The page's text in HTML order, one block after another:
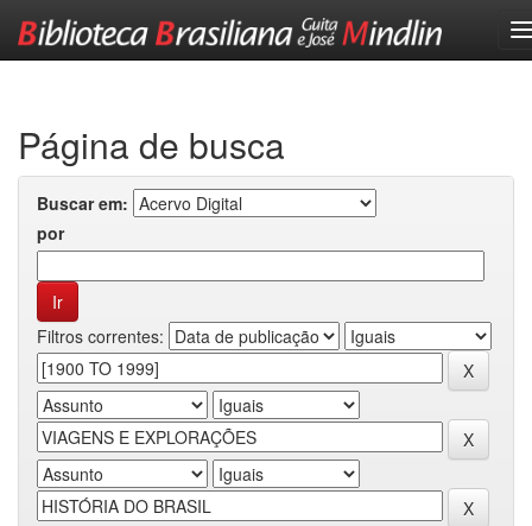
Página de busca
Buscar em:
por
Filtros correntes: